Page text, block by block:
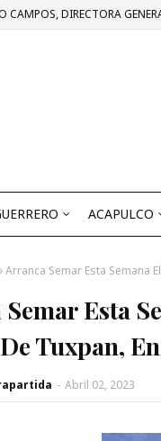
CAMPOS, DIRECTORA
ACAPULCO
Arranca Semar Esta Semana
Esta
Tuxpan,
- Abril 02, 2023